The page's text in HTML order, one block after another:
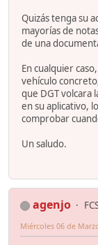
Quizás tenga su
mayorías de
de una
En cualquier
vehículo
que DGT volcara
en su aplicativo,
comprobar
Un saludo.
agenjo
Miércoles 06 de